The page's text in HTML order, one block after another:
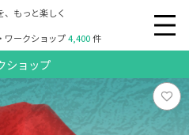
、もっと楽しく
ワークショップ4,400件
ショップ